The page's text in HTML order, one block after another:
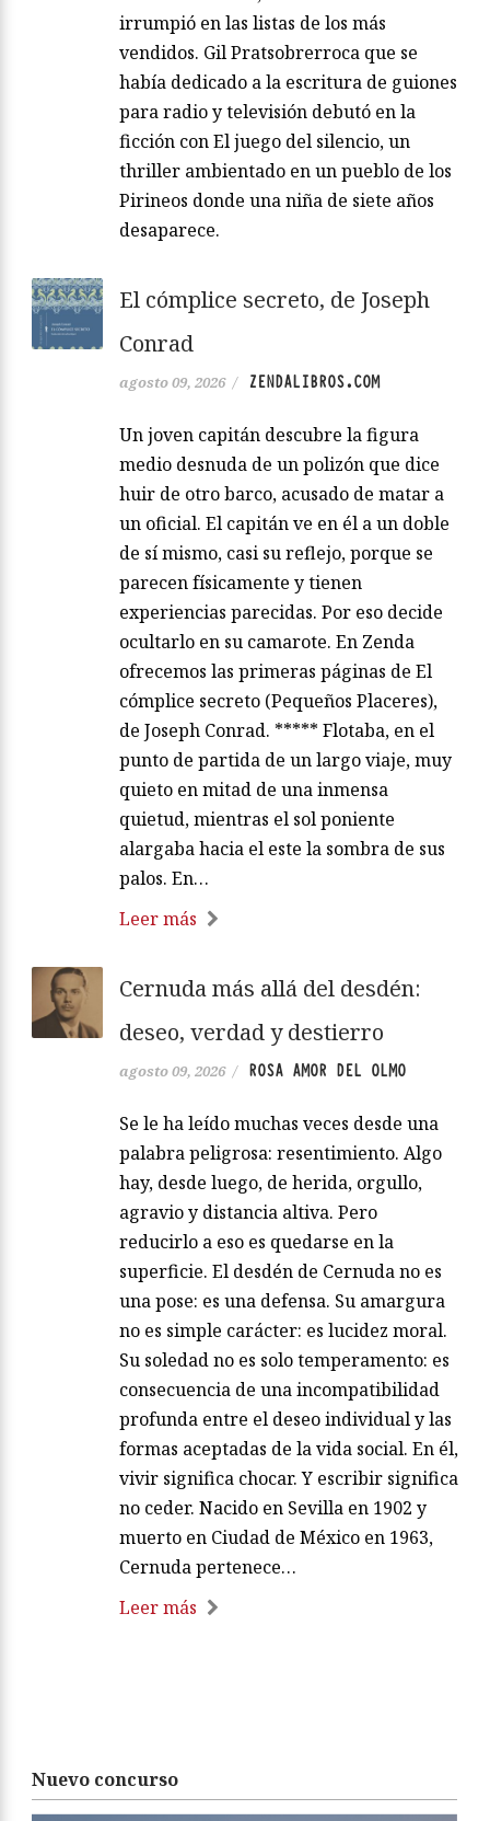
irrumpió en las listas de los más
vendidos. Gil Pratsobrerroca que se
había dedicado a la escritura de guiones
para radio y televisión debutó en la
ficción con El juego del silencio, un
thriller ambientado en un pueblo de los
Pirineos donde una niña de siete años
desaparece.
El cómplice secreto, de Joseph
Conrad
agosto 09, 2026 / ZENDALIBROS.COM
Un joven capitán descubre la figura
medio desnuda de un polizón que dice
huir de otro barco, acusado de matar a
un oficial. El capitán ve en él a un doble
de sí mismo, casi su reflejo, porque se
parecen físicamente y tienen
experiencias parecidas. Por eso decide
ocultarlo en su camarote. En Zenda
ofrecemos las primeras páginas de El
cómplice secreto (Pequeños Placeres),
de Joseph Conrad. ***** Flotaba, en el
punto de partida de un largo viaje, muy
quieto en mitad de una inmensa
quietud, mientras el sol poniente
alargaba hacia el este la sombra de sus
palos. En…
Leer más
Cernuda más allá del desdén:
deseo, verdad y destierro
agosto 09, 2026 / ROSA AMOR DEL OLMO
Se le ha leído muchas veces desde una
palabra peligrosa: resentimiento. Algo
hay, desde luego, de herida, orgullo,
agravio y distancia altiva. Pero
reducirlo a eso es quedarse en la
superficie. El desdén de Cernuda no es
una pose: es una defensa. Su amargura
no es simple carácter: es lucidez moral.
Su soledad no es solo temperamento: es
consecuencia de una incompatibilidad
profunda entre el deseo individual y las
formas aceptadas de la vida social. En él,
vivir significa chocar. Y escribir significa
no ceder. Nacido en Sevilla en 1902 y
muerto en Ciudad de México en 1963,
Cernuda pertenece…
Leer más
Nuevo concurso